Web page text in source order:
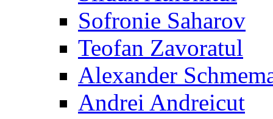
Sofronie Saharov
Teofan Zavoratul
Alexander
Andrei Andreicut